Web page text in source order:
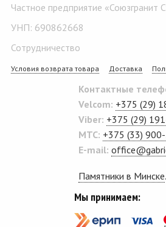
Частное предприятие «Союзгранит
УНП: 690862668
Сотрудничество
Условия возврата товара Доставка
Контактные
Velcom: +375 (29)
Viber: +375 (29)
MTC: +375 (33)
E-mail:
Памятники в Минске.
Мы принимаем: